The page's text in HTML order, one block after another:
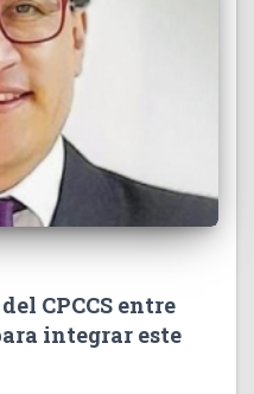
CPCCS entre
integrar este